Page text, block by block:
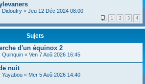
Didoufry « Jeu 12 Déc 2024 08:00
1 2 3 4
Sujets
d'un équinox 2
Quinquin « Ven 7 Aoû 2026 16:45
nuit
Yayabou « Mer 5 Aoû 2026 14:40